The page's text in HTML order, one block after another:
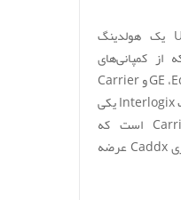
UTC Fire & Security یک هولدینگ
از کمپانی‌های
باارزشی همچون GE ،Edwards و Carrier
تشکیل شده است. شرکت Interlogix یکی
از شرکت‌های تابع Carrier است که
محصولات آن با برند تجاری Caddx عرضه